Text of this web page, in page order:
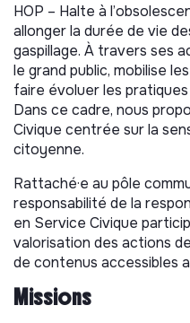
HOP – Halte à
allonger la durée de vie
gaspillage. À travers ses
le grand public, mobilise
faire évoluer les
Dans ce cadre, nous
Civique centrée sur la
citoyenne.
Rattaché·e au pôle
responsabilité de la
en Service Civique
valorisation des actions
de contenus accessibles
Missions